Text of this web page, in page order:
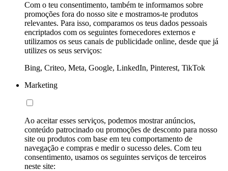
Com o teu consentimento, também te informamos sobre
promoções fora do nosso site e mostramos-te produtos
relevantes. Para isso, comparamos os teus dados pessoais
encriptados com os seguintes fornecedores externos e
utilizamos os seus canais de publicidade online, desde que já
utilizes os seus serviços:
Bing, Criteo, Meta, Google, LinkedIn, Pinterest, TikTok
Marketing
Ao aceitar esses serviços, podemos mostrar anúncios,
conteúdo patrocinado ou promoções de desconto para nosso
site ou produtos com base em teu comportamento de
navegação e compras e medir o sucesso deles. Com teu
consentimento, usamos os seguintes serviços de terceiros
neste site: